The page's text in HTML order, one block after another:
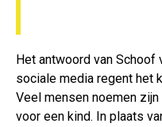
Het antwoord van Schoof
sociale media regent het
Veel mensen noemen
voor een kind. In plaats